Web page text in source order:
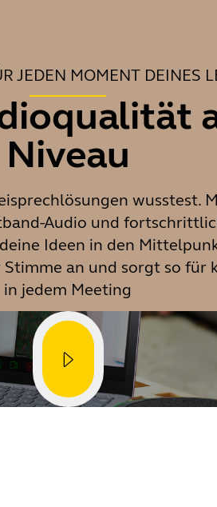
JEDEN MOMENT DEINES
Niveau
wusstest.
Audio und
Ideen in den
an und sorgt so
in jedem Meeting